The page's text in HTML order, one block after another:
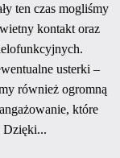
ten czas mogliśmy
kontakt oraz
usterki –
również ogromną
które
Dzięki...